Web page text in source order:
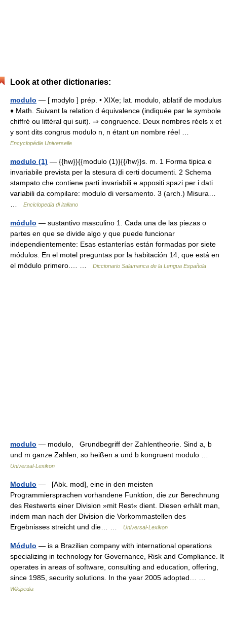
Look at other dictionaries:
modulo — [ mɔdylo ] prép. • XIXe; lat. modulo, ablatif de modulus
♦ Math. Suivant la relation d équivalence (indiquée par le symbole
chiffré ou littéral qui suit). ⇒ congruence. Deux nombres réels x et
y sont dits congrus modulo n, n étant un nombre réel …
Encyclopédie Universelle
modulo (1) — {{hw}}{{modulo (1)}{{/hw}}s. m. 1 Forma tipica e
invariabile prevista per la stesura di certi documenti. 2 Schema
stampato che contiene parti invariabili e appositi spazi per i dati
variabili da compilare: modulo di versamento. 3 (arch.) Misura…
Enciclopedia di italiano
módulo — sustantivo masculino 1. Cada una de las piezas o
partes en que se divide algo y que puede funcionar
independientemente: Esas estanterías están formadas por siete
módulos. En el motel preguntas por la habitación 14, que está en
el módulo primero.… …
Diccionario Salamanca de la Lengua Española
modulo — modulo, Grundbegriff der Zahlentheorie. Sind a, b
und m ganze Zahlen, so heißen a und b kongruent modulo …
Universal-Lexikon
Modulo — [Abk. mod], eine in den meisten
Programmiersprachen vorhandene Funktion, die zur Berechnung
des Restwerts einer Division »mit Rest« dient. Diesen erhält man,
indem man nach der Division die Vorkommastellen des
Ergebnisses streicht und die… …
Universal-Lexikon
Módulo — is a Brazilian company with international operations
specializing in technology for Governance, Risk and Compliance. It
operates in areas of software, consulting and education, offering,
since 1985, security solutions. In the year 2005 adopted… …
Wikipedia